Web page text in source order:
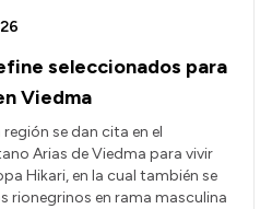
seleccionados para
Viedma
se dan cita en el
Arias de Viedma para vivir
Hikari, en la cual también se
rionegrinos en rama masculina